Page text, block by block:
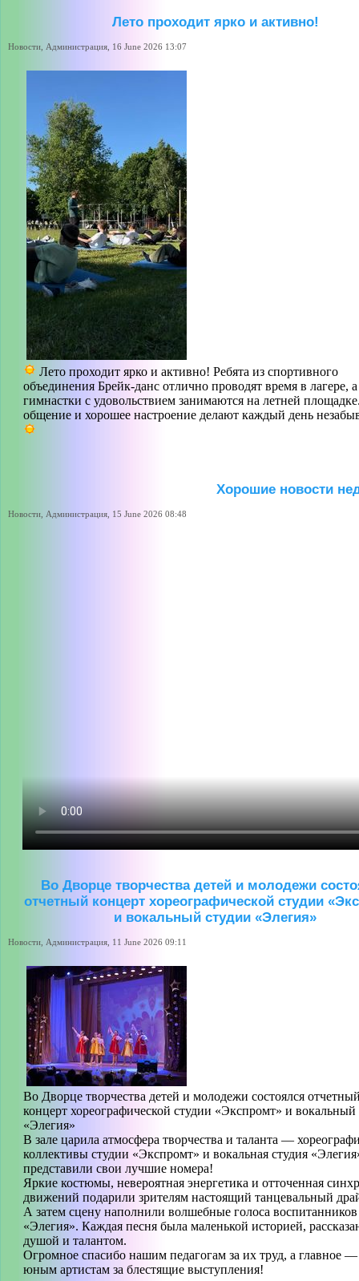
Лето проходит ярко и активно!
Новости, Администрация, 16 June 2026 13:07
Лето проходит ярко и активно! Ребята из спортивного
объединения Брейк-данс отлично проводят время в лагере, а
гимнастки с удовольствием занимаются на летней
общение и хорошее настроение делают каждый день
Хорошие новости
Новости, Администрация, 15 June 2026 08:48
Во Дворце творчества детей и молодежи
отчетный концерт хореографической студии
и вокальный студии «Элегия»
Новости, Администрация, 11 June 2026 09:11
Во Дворце творчества детей и молодежи состоялся
концерт хореографической студии «Экспромт» и вокальный
«Элегия»
В зале царила атмосфера творчества и таланта —
коллективы студии «Экспромт» и вокальная студия
представили свои лучшие номера!
Яркие костюмы, невероятная энергетика и отточенная
движений подарили зрителям настоящий танцевальный
А затем сцену наполнили волшебные голоса воспитанников
«Элегия». Каждая песня была маленькой историей,
душой и талантом.
Огромное спасибо нашим педагогам за их труд, а главное
юным артистам за блестящие выступления!